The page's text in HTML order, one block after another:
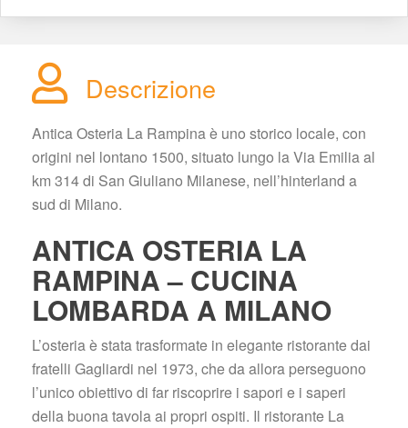
Descrizione
Antica Osteria La Rampina è uno storico locale, con
origini nel lontano 1500, situato lungo la Via Emilia al
km 314 di San Giuliano Milanese, nell’hinterland a
ud di Milano.
ANTICA OSTERIA LA
RAMPINA – CUCINA
LOMBARDA A MILANO
L’osteria è stata trasformate in elegante ristorante dai
fratelli Gagliardi nel 1973, che da allora perseguono
l’unico obiettivo di far riscoprire i sapori e i saperi
della buona tavola ai propri ospiti. Il ristorante La